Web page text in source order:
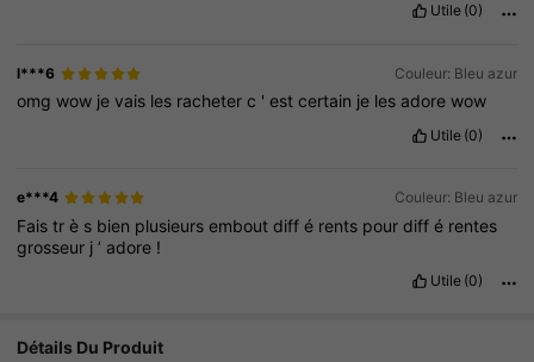
Utile (0)
l***6 Couleur: Bleu azur
omgwow jevais les racheterc 'estcertain je les adorewow
Utile (0)
e***4 Couleur: Bleu azur
Faistrè s bien plusieursemboutdiffé rents pourdiffé rentes
grosseur j’ adore !
Utile (0)
Détails Du Produit